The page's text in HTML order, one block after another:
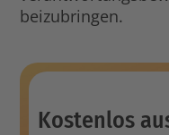
beizubringen.
Kostenlos